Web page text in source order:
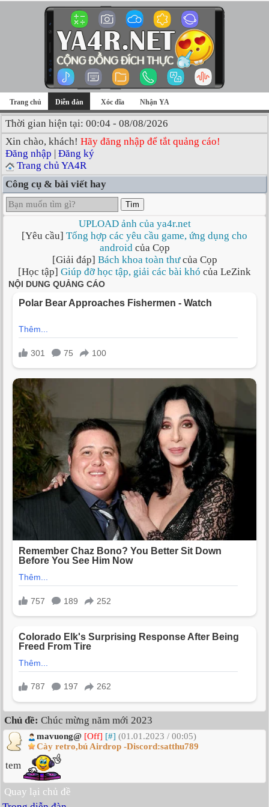
Trang chủ Diễn đàn Xóc đĩa Nhận YA
Thời gian hiện tại: 00:04 - 08/08/2026
Xin chào, khách! Hãy đăng nhập để tắt quảng cáo!
Đăng nhập | Đăng ký
Trang chủ YA4R
Công cụ & bài viết hay
Tìm
UPLOAD ảnh của ya4r.net
[Yêu cầu] Tổng hợp các yêu cầu game, ứng dụng cho
androidcủa Cọp
[Giải đáp] Bách khoa toàn thưcủa Cọp
[Học tập] Giúp đỡ học tập, giải các bài khó của LeZink
Chủ đề: Chúc mừng năm mới 2023
mavuong@ [Off] [#] (01.01.2023 / 00:05)
Cày retro,bú Airdrop -Discord:satthu789
tem
Quay lại chủ đề